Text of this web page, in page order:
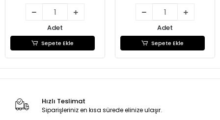
Adet
Sepete Ekle
Adet
Sepete Ekle
Hızlı Teslimat
Siparişleriniz en kısa sürede elinize ulaşır.